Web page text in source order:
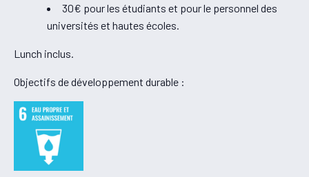
30€ pour les étudiants et pour le personnel des
universités et hautes écoles.
Lunch inclus.
Objectifs de développement durable :